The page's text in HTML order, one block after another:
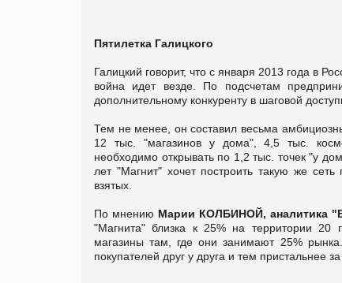
Пятилетка Галицкого
Галицкий говорит, что с января 2013 года в
война идет везде. По подсчетам
дополнительному конкуренту в шаговой
Тем не менее, он составил весьма
12 тыс. "магазинов у дома", 4,5 тыс.
необходимо открывать по 1,2 тыс. точек "у
лет "Магнит" хочет построить такую же сеть
взятых.
По мнению Марии КОЛБИНОЙ, аналитика
"Магнита" близка к 25% на территории 20
магазины там, где они занимают 25%
покупателей друг у друга и тем пристальнее